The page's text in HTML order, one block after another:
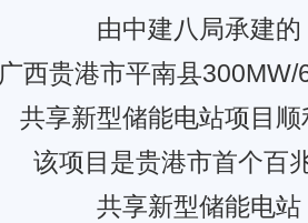
由中建八局承建的
广西贵港市平南县300MW/
共享新型储能电站项目顺
该项目是贵港市首个百
共享新型储能电站